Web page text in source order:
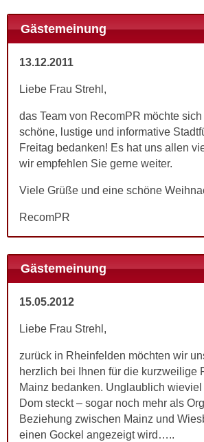
Gästemeinung
13.12.2011
Liebe Frau Strehl,
das Team von RecomPR möchte
schöne, lustige und informative
Freitag bedanken! Es hat uns allen
wir empfehlen Sie gerne weiter.
Viele Grüße und eine schöne
RecomPR
Gästemeinung
15.05.2012
Liebe Frau Strehl,
zurück in Rheinfelden möchten wir
herzlich bei Ihnen für die kurzweilige
Mainz bedanken. Unglaublich
Dom steckt – sogar noch mehr als
Beziehung zwischen Mainz und
einen Gockel angezeigt wird…..